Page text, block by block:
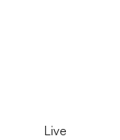
Live